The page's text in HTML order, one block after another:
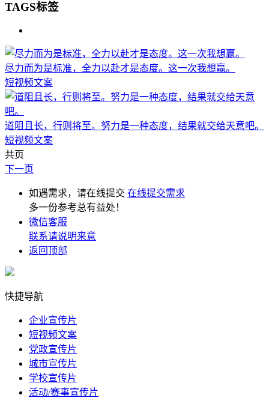
TAGS标签
尽力而为是标准，全力以赴才是态度。这一次我想赢。
短视频文案
道阻且长，行则将至。努力是一种态度，结果就交给天意吧。
短视频文案
共页
下一页
如遇需求，请在线提交 在线提交需求
多一份参考总有益处！
微信客服
联系请说明来意
返回顶部
快捷导航
企业宣传片
短视频文案
党政宣传片
城市宣传片
学校宣传片
活动/赛事宣传片